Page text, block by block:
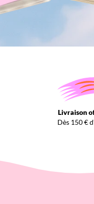
Livraison
Dès 150 €